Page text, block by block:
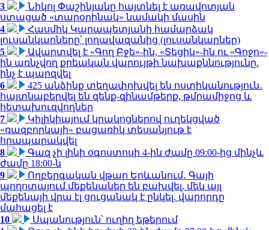
3
Նիկոլ Փաշինյանը հայտնել է առավոտյան
ստացած «տարօրինակ» նամակի մասին
4
Հասմիկ Կարապետյանի համարձակ
լուսանկարները՝ լողավազանից (լուսանկարներ)
5
Ավարտվել է «Գող Բջե»-ին, «Տեցիկ»-ին ու «Գոջո»-
ին առնչվող քրեական վարույթի նախաքննությունը.
ինչ է պարզվել
6
425 անձինք տեղափոխվել են ոստիկանություն․
հայտնաբերվել են զենք-զինամթերք, թմրամիջոց և
հետախուզվողներ
7
Կիլիկիայում կրակոցներով ուղեկցված
«ռազբորկայի» բացառիկ տեսանյութ է
հրապարակվել
8
Գազ չի լինի օգոստոսի 4-ին ժամը 09:00-ից մինչև
ժամը 18:00-ն
9
Ողբերգական վթար Երևանում․ Գայի
պողոտայում մեքենաներ են բախվել, մեկ այլ
մեքենայի վրա էլ ցուցանակ է ընկել. վարորդը
մահացել է
10
Սպանություն՝ ուղիղ եթերում